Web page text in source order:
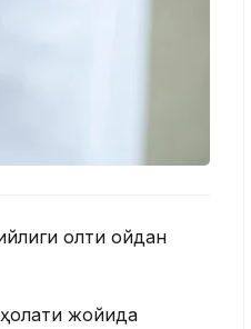
олти ойдан
ҳолати жойида